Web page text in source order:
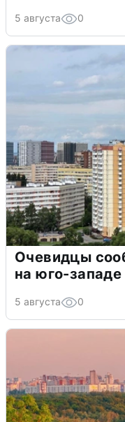
5 августа 0
Очевидцы
на юго-
5 августа 0